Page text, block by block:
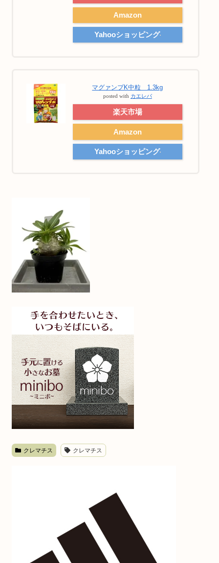
Amazon
Yahooショッピング
マグァンプK中粒 1.3kg
posted with カエレバ
楽天市場
Amazon
Yahooショッピング
クレマチス クレマチス